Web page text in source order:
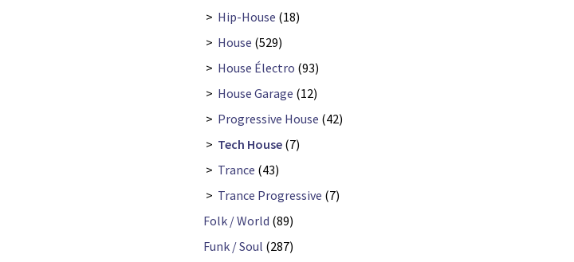
> Hip-House (18)
> House (529)
> House Électro (93)
> House Garage (12)
> Progressive House (42)
> Tech House (7)
> Trance (43)
> Trance Progressive (7)
Folk / World (89)
Funk / Soul (287)